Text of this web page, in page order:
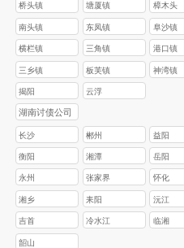
桥头镇 塘厦镇 樟木头
南头镇 东凤镇 阜沙镇
横栏镇 三角镇 港口镇
三乡镇 板芙镇 神湾镇
揭阳 云浮
湖南讨债公司
长沙 郴州 益阳
衡阳 湘潭 岳阳
永州 张家界 怀化
湘乡 耒阳 沅江
吉首 冷水江 临湘
韶山